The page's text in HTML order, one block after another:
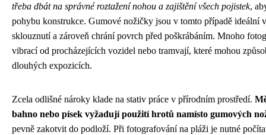
třeba dbát na správné roztažení nohou a zajištění všech pojistek,
pohybu konstrukce. Gumové nožičky jsou v tomto případě ideální
sklouznutí a zároveň chrání povrch před poškrábáním. Mnoho
vibrací od procházejících vozidel nebo tramvají, které mohou
dlouhých expozicích.
Zcela odlišné nároky klade na stativ práce v přírodním prostředí.
bahno nebo písek vyžadují použití hrotů namísto gumových
pevně zakotvit do podloží. Při fotografování na pláži je nutné